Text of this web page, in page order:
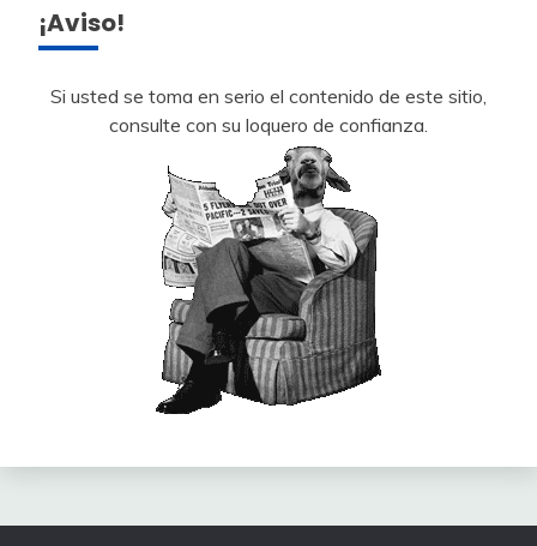
¡Aviso!
Si usted se toma en serio el contenido de este sitio,
consulte con su loquero de confianza.